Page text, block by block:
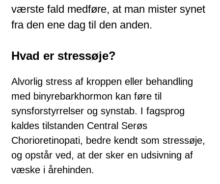
værste fald medføre, at man mister synet
fra den ene dag til den anden.
Hvad er stressøje?
Alvorlig stress af kroppen eller behandling
med binyrebarkhormon kan føre til
synsforstyrrelser og synstab. I fagsprog
kaldes tilstanden Central Serøs
Chorioretinopati, bedre kendt som stressøje,
og opstår ved, at der sker en udsivning af
væske i årehinden.